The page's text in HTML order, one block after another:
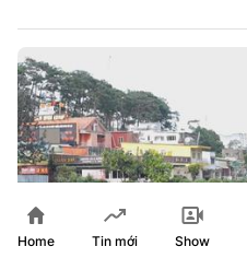
Home Tin mới Show